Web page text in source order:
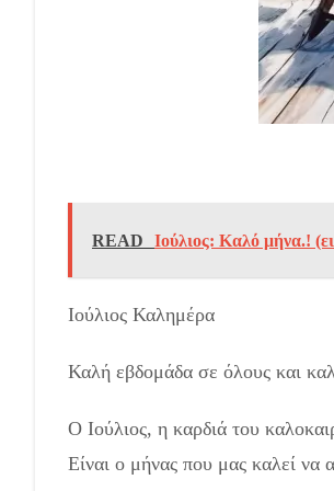
READ Ιούλιος: Καλό μήνα.!
Ιούλιος Καλημέρα
Καλή εβδομάδα σε όλους και
Ο Ιούλιος, η καρδιά του
Είναι ο μήνας που μας καλεί να